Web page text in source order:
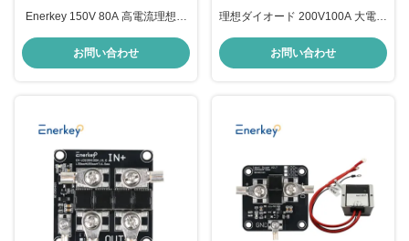
Enerkey 150V 80A 高電流理想ダ
充電 反逆電流保護
お問い合わせ
理想ダイオード 200V100A 大電流
防止 モジュール
お問い合わせ